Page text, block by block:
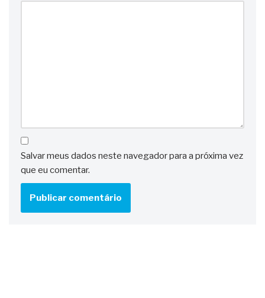
Salvar meus dados neste navegador para a próxima vez
que eu comentar.